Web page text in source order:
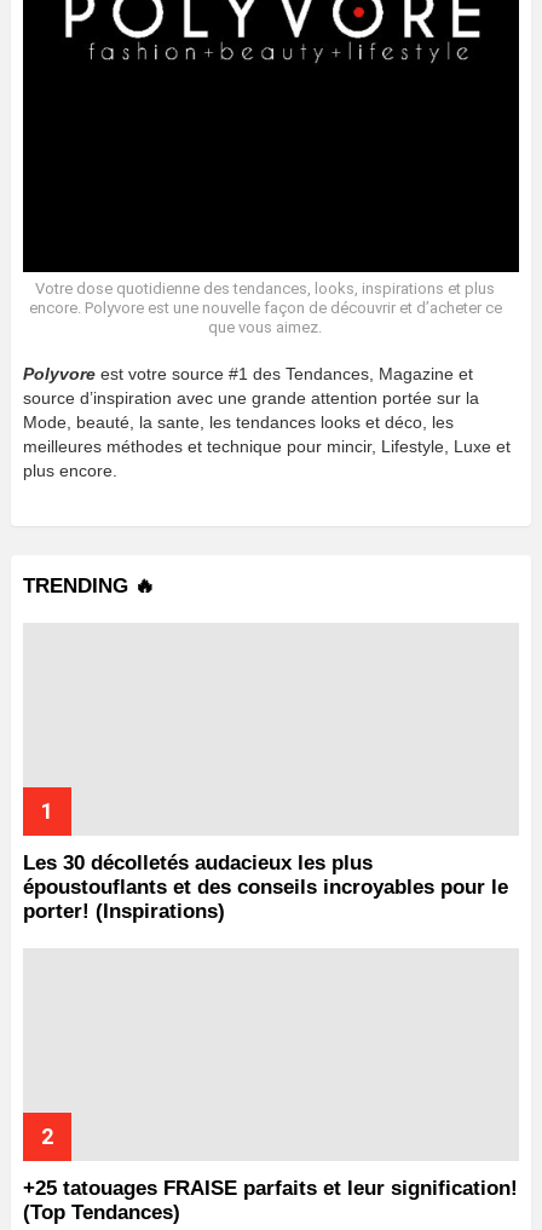
Votre dose quotidienne des tendances, looks, inspirations et plus
encore. Polyvore est une nouvelle façon de découvrir et d’acheter ce
que vous aimez.
Polyvore est votre source #1 des Tendances, Magazine et
source d’inspiration avec une grande attention portée sur la
Mode, beauté, la sante, les tendances looks et déco, les
meilleures méthodes et technique pour mincir, Lifestyle, Luxe et
plus encore.
TRENDING 🔥
Les 30 décolletés audacieux les plus
époustouflants et des conseils incroyables pour le
porter! (Inspirations)
+25 tatouages ​​FRAISE parfaits et leur signification!
(Top Tendances)